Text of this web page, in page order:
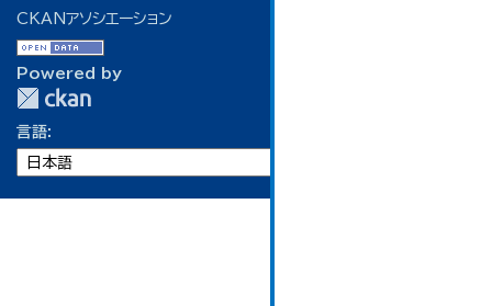
CKANアソシエーション
Powered by
言語